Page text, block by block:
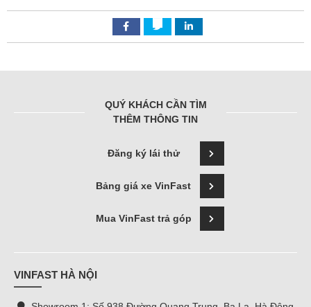
QUÝ KHÁCH CẦN TÌM
THÊM THÔNG TIN
Đăng ký lái thử
Bảng giá xe VinFast
Mua VinFast trả góp
VINFAST HÀ NỘI